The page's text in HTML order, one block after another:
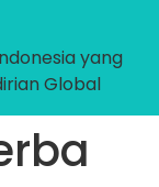
yang
Global